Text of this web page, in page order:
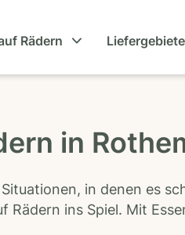
Rädern Liefergebiete
in
in denen es
Rädern ins Spiel. Mit